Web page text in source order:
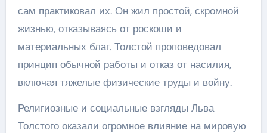
сам практиковал их. Он жил простой, скромной
жизнью, отказываясь от роскоши и
материальных благ. Толстой проповедовал
принцип обычной работы и отказ от насилия,
включая тяжелые физические труды и войну.
Религиозные и социальные взгляды Льва
Толстого оказали огромное влияние на мировую